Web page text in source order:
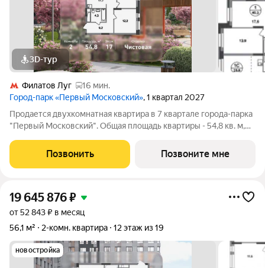
3D-тур
Филатов Луг
16 мин.
Город-парк «Первый Московский», 1 квартал 2027
Продается двухкомнатная квартира в 7 квартале города-парка
"Первый Московский". Общая площадь квартиры - 54,8 кв. м,
монолитный. ТОЛЬКО ДО 31 АВГУСТА выгодные условия на
приобретение
Позвонить Позвоните мне
19 645 876₽
от 52 843 ₽ в месяц
56,1 м²
2-комн. квартира 12 этаж из 19
новостройка